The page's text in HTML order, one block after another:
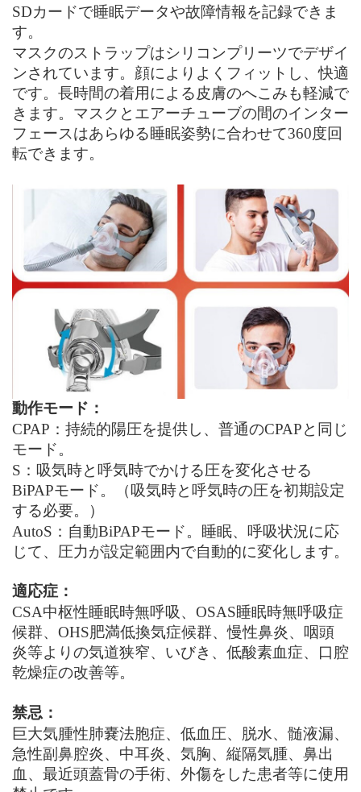
SDカードで睡眠データや故障情報を記録できま
す。
マスクのストラップはシリコンプリーツでデザイ
ンされています。顔によりよくフィットし、快適
です。 長時間の着用による皮膚のへこみも軽減で
きます。マスクと エアーチューブの間のインター
フェースはあらゆる睡眠姿勢に合わせて360度回
転できます。
動作モード：
CPAP ：持続的陽圧を提供し、普通のCPAPと同じ
モード。
S ：吸気時と呼気時でかける圧を変化させる
BiPAPモード。（吸気時と呼気時の圧を初期設定
する必要。）
AutoS ：自動BiPAPモード。睡眠、呼吸状況に応
じて、圧力が設定範囲内で自動的に変化します。
適応症：
CSA中枢性睡眠時無呼吸、 OSAS睡眠時無呼吸症
候群、OHS肥満低換気症候群、慢性鼻炎、咽頭
炎等よりの気道狭窄、いびき、低酸素血症、口腔
乾燥症の改善等。
禁忌：
巨大気腫性肺嚢法胞症、低血圧、脱水、髄液漏、
急性副鼻腔炎、 中耳炎、気胸、縦隔気腫、鼻出
血、 最近頭蓋骨の手術、外傷をした患者等に使用